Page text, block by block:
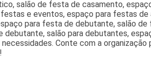
salão de festa de casamento,
e eventos, espaço para festas
para festa de debutante, salão
debutante, salão para debutantes,
necessidades. Conte com a